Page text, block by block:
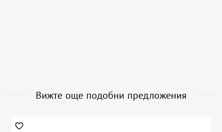
Вижте още подобни предложения